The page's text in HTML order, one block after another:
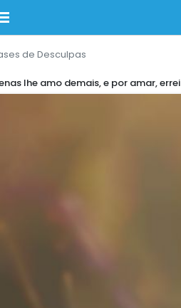
de Desculpas
lhe amo demais, e por amar, errei